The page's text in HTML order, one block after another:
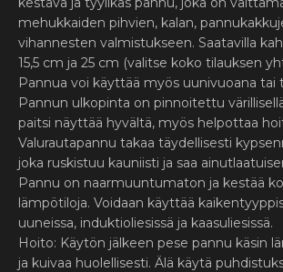
mehukkaiden pihvien, kalan,
vihannesten valmistukseen. Saatavilla
15,5 cm ja 25 cm (valitse koko tilauksen
Pannua voi käyttää myös uunivuoana tai
Pannun ulkopinta on pinnoitettu
paitsi näyttää hyvältä, myös helpottaa
Valurautapannu takaa täydellisesti
joka ruskistuu kauniisti ja saa
Pannu on naarmuuntumaton ja kestää
lämpötiloja. Voidaan käyttää
uuneissa, induktioliesissä ja kaasuliesissä.
Hoito: Käytön jälkeen pese pannu käsin
ja kuivaa huolellisesti. Älä käytä